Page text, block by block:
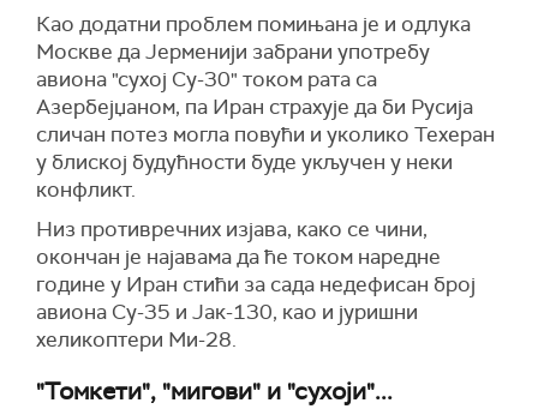
Као додатни проблем помињана је и одлука
Москве да Јерменији забрани употребу
авиона "сухој Су-30" током рата са
Азербејџаном, па Иран страхује да би Русија
сличан потез могла повући и уколико Техеран
у блиској будућности буде укључен у неки
конфликт.
Низ противречних изјава, како се чини,
окончан је најавама да ће током наредне
године у Иран стићи за сада недефисан број
авиона Су-35 и Јак-130, као и јуришни
хеликоптери Ми-28.
"Томкети", "мигови" и "сухоји"...